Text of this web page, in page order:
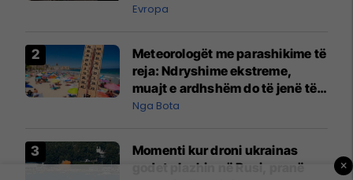
Evropa
Meteorologët me parashikime të
reja: Ndryshime ekstreme,
muajt e ardhshëm do të jenë të
pazakontë
Nga Bota
Momenti kur droni ukrainas
godet plazhin në Rusi, pranë
×